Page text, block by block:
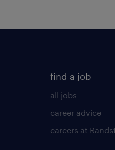
find a job
all jobs
career advice
careers at